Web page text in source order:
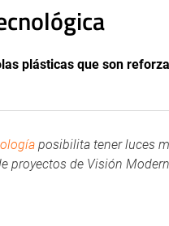
plásticas que son
posibilita tener luces
proyectos de Visión